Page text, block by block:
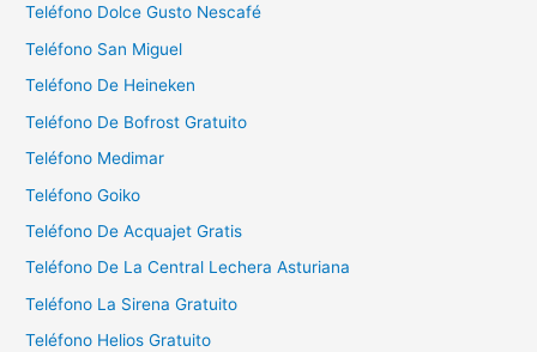
Teléfono Dolce Gusto Nescafé
Teléfono San Miguel
Teléfono De Heineken
Teléfono De Bofrost Gratuito
Teléfono Medimar
Teléfono Goiko
Teléfono De Acquajet Gratis
Teléfono De La Central Lechera Asturiana
Teléfono La Sirena Gratuito
Teléfono Helios Gratuito